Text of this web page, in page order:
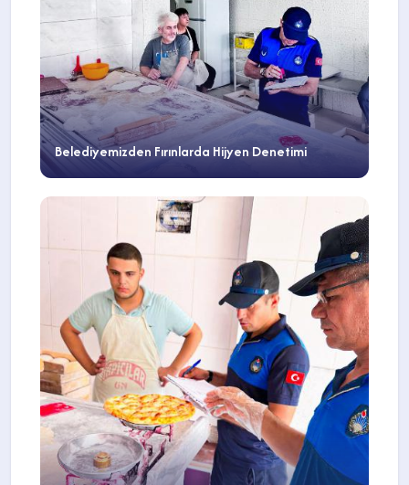
Belediyemizden Fırınlarda Hijyen Denetimi